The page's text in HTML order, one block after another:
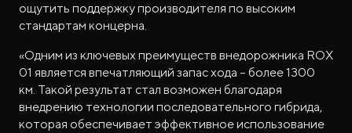
ощутить поддержку производителя по высоким
стандартам концерна.
«Одним из ключевых преимуществ внедорожника ROX
01 является впечатляющий запас хода – более 1300
км. Такой результат стал возможен благодаря
внедрению технологии последовательного гибрида,
которая обеспечивает эффективное использование